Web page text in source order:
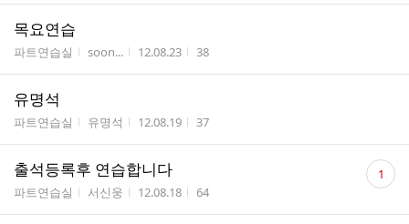
목요연습
게시판명
파트연습실 작성자
soon... 작성시간
12.08.23 조회수
38
유명석
게시판명
파트연습실 작성자
유명석 작성시간
12.08.19 조회수
37
출석등록후 연습합니다
게시판명
파트연습실 작성자
서신웅 작성시간
12.08.18 조회수
64
댓
글 1